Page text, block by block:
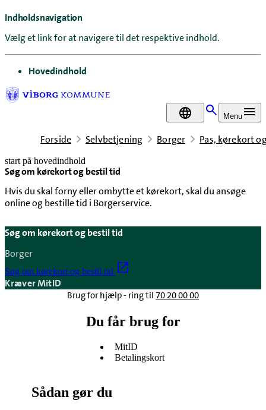
Indholdsnavigation
Vælg et link for at navigere til det respektive indhold.
gå til
Hovedindhold
DA Menu
Forside Selvbetjening Borger Pas, kørekort
start på hovedindhold
Søg om kørekort og bestil tid
Hvis du skal forny eller ombytte et kørekort, skal du ansøge
online og bestille tid i Borgerservice.
senest opdateret 22. april 2026
Søg om kørekort og bestil tid
Borger
Søg om kørekort og bestil tid
Kræver MitID
Brug for hjælp - ring til 70 20 00 00
Du får brug for
MitID
Betalingskort
Sådan gør du